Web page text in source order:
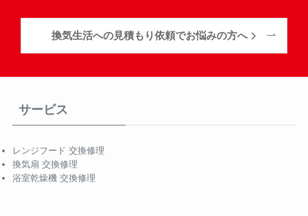
換気生活への見積もり依頼でお悩みの方へ
サービス
レンジフード 交換修理
換気扇 交換修理
浴室乾燥機 交換修理